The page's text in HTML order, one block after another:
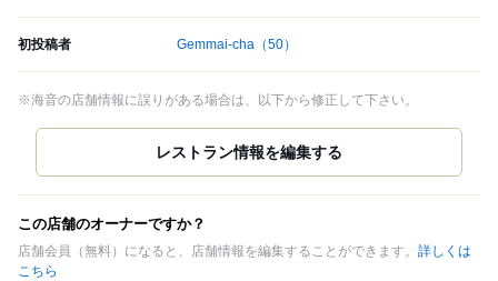
初投稿者 Gemmai-cha （50）
※海音の店舗情報に誤りがある場合は、以下から修正して下さい。
この店舗のオーナーですか？
店舗会員（無料）になると、店舗情報を編集することができます。 詳しくは
こちら